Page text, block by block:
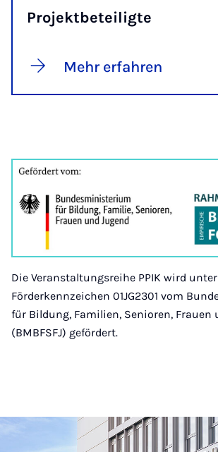
Projektbeteiligte
Mehr erfahren
Die Veranstaltungsreihe PPIK wird
Förderkennzeichen 01JG2301 vom
für Bildung, Familien, Senioren, Frauen
(BMBFSFJ) gefördert.